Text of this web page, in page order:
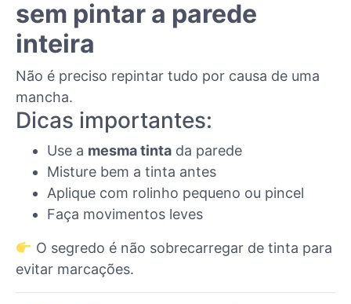
sem pintar a parede
inteira
Não é preciso repintar tudo por causa de uma
mancha.
Dicas importantes:
Use a mesma tinta da parede
Misture bem a tinta antes
Aplique com rolinho pequeno ou pincel
Faça movimentos leves
O segredo é não sobrecarregar de tinta para
evitar marcações.